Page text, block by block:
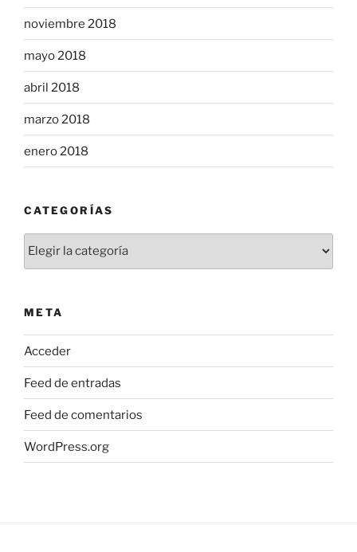
noviembre 2018
mayo 2018
abril 2018
marzo 2018
enero 2018
CATEGORÍAS
META
Acceder
Feed de entradas
Feed de comentarios
WordPress.org